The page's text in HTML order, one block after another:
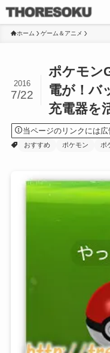
ホーム ゲーム＆アニメ
ポケモン
電が！バ
充電器を
2016
7/22
当ページのリンクには広
おすすめ
ポケモン ポ